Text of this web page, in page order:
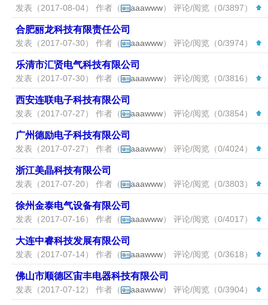
发表（2017-08-04） 作者（ aaawww） 评论/阅览（0/3897）
合肥丽龙科技有限责任公司
发表（2017-07-30） 作者（ aaawww） 评论/阅览（0/3974）
乐清市汇贤电气科技有限公司
发表（2017-07-30） 作者（ aaawww） 评论/阅览（0/3816）
西安连联电子科技有限公司
发表（2017-07-27） 作者（ aaawww） 评论/阅览（0/3854）
广州德励电子科技有限公司
发表（2017-07-27） 作者（ aaawww） 评论/阅览（0/4024）
浙江美晶科技有限公司
发表（2017-07-20） 作者（ aaawww） 评论/阅览（0/3803）
徐州金泰电气设备有限公司
发表（2017-07-16） 作者（ aaawww） 评论/阅览（0/4017）
大连中睿科技发展有限公司
发表（2017-07-14） 作者（ aaawww） 评论/阅览（0/3618）
佛山市顺德区宙丰电器科技有限公司
发表（2017-07-12） 作者（ aaawww） 评论/阅览（0/3904）